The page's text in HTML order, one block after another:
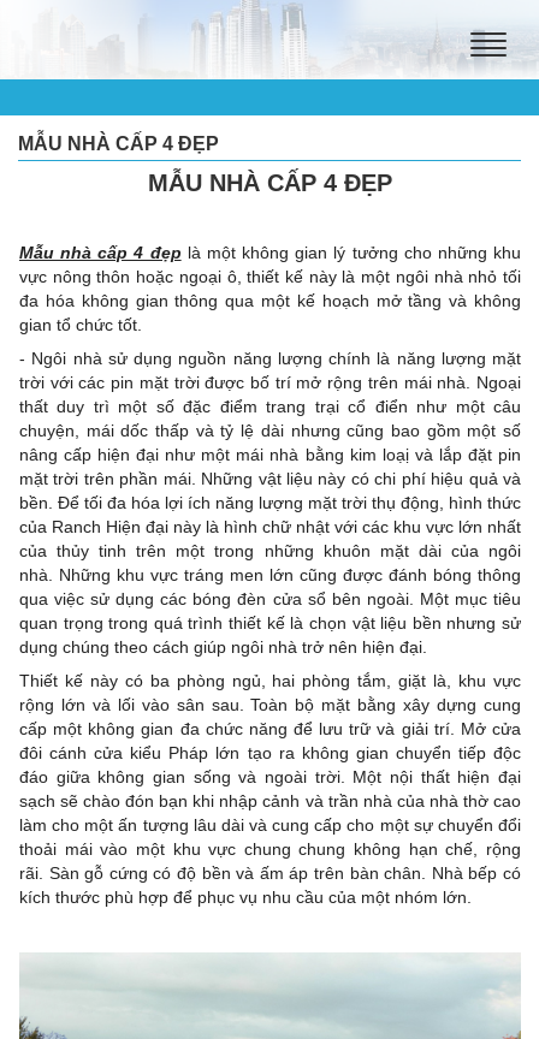
Toggle
MẪU NHÀ CẤP 4 ĐẸP
MẪU NHÀ CẤP 4 ĐẸP
Mẫu nhà cấp 4 đẹp là một không gian lý tưởng cho những khu
vực nông thôn hoặc ngoại ô, thiết kế này là một ngôi nhà nhỏ tối
đa hóa không gian thông qua một kế hoạch mở tầng và không
gian tổ chức tốt.
- Ngôi nhà sử dụng nguồn năng lượng chính là năng lượng mặt
trời với các pin mặt trời được bố trí mở rộng trên mái nhà. Ngoại
thất duy trì một số đặc điểm trang trại cổ điển như một câu
chuyện, mái dốc thấp và tỷ lệ dài nhưng cũng bao gồm một số
nâng cấp hiện đại như một mái nhà bằng kim loạị và lắp đặt pin
mặt trời trên phần mái. Những vật liệu này có chi phí hiệu quả và
bền. Để tối đa hóa lợi ích năng lượng mặt trời thụ động, hình thức
của Ranch Hiện đại này là hình chữ nhật với các khu vực lớn nhất
của thủy tinh trên một trong những khuôn mặt dài của ngôi
nhà. Những khu vực tráng men lớn cũng được đánh bóng thông
qua việc sử dụng các bóng đèn cửa sổ bên ngoài. Một mục tiêu
quan trọng trong quá trình thiết kế là chọn vật liệu bền nhưng sử
dụng chúng theo cách giúp ngôi nhà trở nên hiện đại.
Thiết kế này có ba phòng ngủ, hai phòng tắm, giặt là, khu vực
rộng lớn và lối vào sân sau. Toàn bộ mặt bằng xây dựng cung
cấp một không gian đa chức năng để lưu trữ và giải trí. Mở cửa
đôi cánh cửa kiểu Pháp lớn tạo ra không gian chuyển tiếp độc
đáo giữa không gian sống và ngoài trời. Một nội thất hiện đại
sạch sẽ chào đón bạn khi nhập cảnh và trần nhà của nhà thờ cao
làm cho một ấn tượng lâu dài và cung cấp cho một sự chuyển đổi
thoải mái vào một khu vực chung chung không hạn chế, rộng
rãi. Sàn gỗ cứng có độ bền và ấm áp trên bàn chân. Nhà bếp có
kích thước phù hợp để phục vụ nhu cầu của một nhóm lớn.